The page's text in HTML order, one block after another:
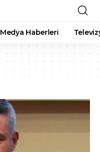
Medya Haberleri